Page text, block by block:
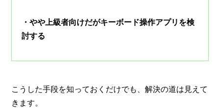
・やや上級者向けだがキーボード操作アプリを検
討する
こうした手段を知っておくだけでも、解決の道は見えて
きます。